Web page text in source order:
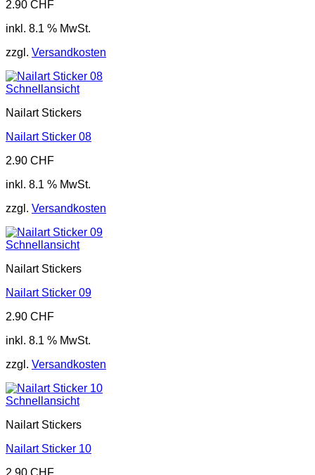
2.90 CHF
inkl. 8.1 % MwSt.
zzgl. Versandkosten
Schnellansicht
Nailart Stickers
Nailart Sticker 08
2.90 CHF
inkl. 8.1 % MwSt.
zzgl. Versandkosten
Schnellansicht
Nailart Stickers
Nailart Sticker 09
2.90 CHF
inkl. 8.1 % MwSt.
zzgl. Versandkosten
Schnellansicht
Nailart Stickers
Nailart Sticker 10
2.90 CHF